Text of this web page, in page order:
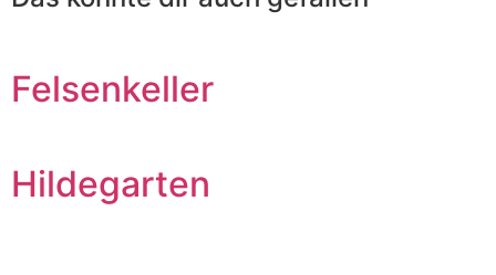
Felsenkeller
Hildegarten